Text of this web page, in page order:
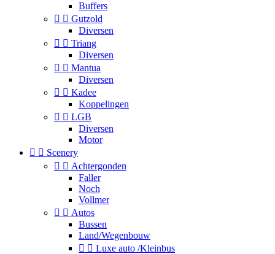
Buffers
  Gutzold
Diversen
  Triang
Diversen
  Mantua
Diversen
  Kadee
Koppelingen
  LGB
Diversen
Motor
  Scenery
  Achtergonden
Faller
Noch
Vollmer
  Autos
Bussen
Land/Wegenbouw
  Luxe auto /Kleinbus